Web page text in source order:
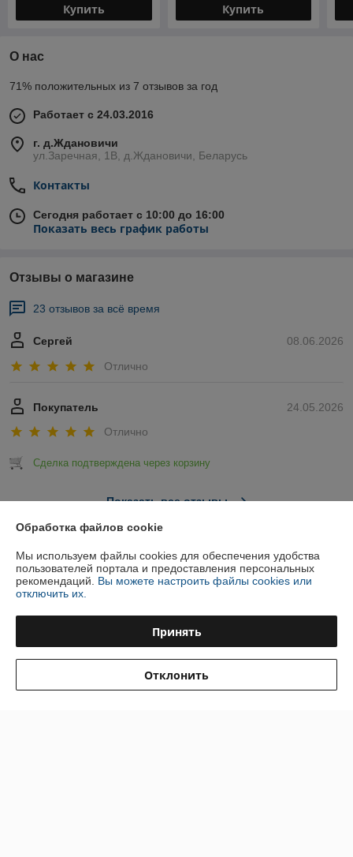
Купить Купить
О нас
71% положительных из 7 отзывов за год
Работает с 24.03.2016
г. д.Ждановичи
ул.Заречная, 1В, д.Ждановичи, Беларусь
Контакты
Сегодня работает с 10:00 до 16:00
Показать весь график работы
Отзывы о магазине
23 отзывов за всё время
08.06.2026
Сергей
Отлично
24.05.2026
Покупатель
Отлично
Сделка подтверждена через корзину
Показать все отзывы
О нас
Контакты
Обработка файлов cookie
Мы используем файлы cookies для обеспечения удобства
пользователей портала и предоставления персональных
рекомендаций. Вы можете настроить файлы cookies или
отключить их.
Принять
Отклонить